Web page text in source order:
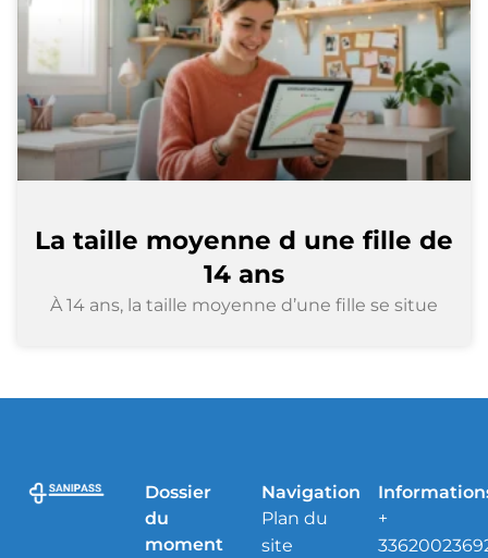
La taille moyenne d une fille de
14 ans
À 14 ans, la taille moyenne d’une fille se situe
Dossier
du
moment
Navigation
Plan du
site
+